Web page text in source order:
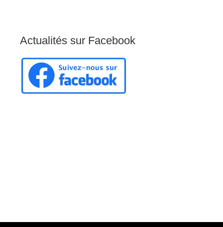
Actualités sur Facebook